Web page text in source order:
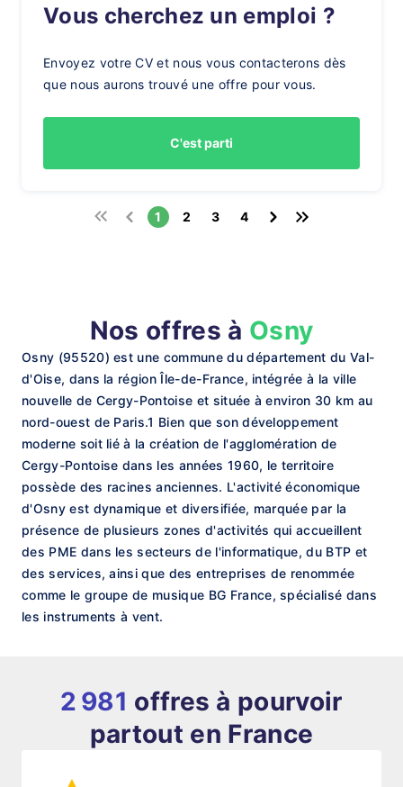
Vous cherchez un emploi ?
Envoyez votre CV et nous vous contacterons dès
que nous aurons trouvé une offre pour vous.
C'est parti
1 2 3 4
Nos offres à Osny
Osny (95520) est une commune du département du Val-
d'Oise, dans la région Île-de-France, intégrée à la ville
nouvelle de Cergy-Pontoise et située à environ 30 km au
nord-ouest de Paris.1 Bien que son développement
moderne soit lié à la création de l'agglomération de
Cergy-Pontoise dans les années 1960, le territoire
possède des racines anciennes. L'activité économique
d'Osny est dynamique et diversifiée, marquée par la
présence de plusieurs zones d'activités qui accueillent
des PME dans les secteurs de l'informatique, du BTP et
des services, ainsi que des entreprises de renommée
comme le groupe de musique BG France, spécialisé dans
les instruments à vent.
2 981 offres à pourvoir
partout en France